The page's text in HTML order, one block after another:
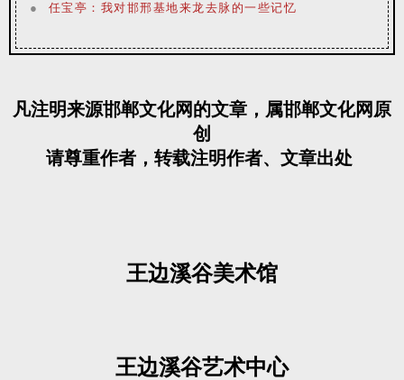
● 任宝亭：我对邯邢基地来龙去脉的一些记忆
凡注明来源邯郸文化网的文章，属邯郸文化网原
创
请尊重作者，转载注明作者、文章出处
王边溪谷美术馆
王边溪谷艺术中心